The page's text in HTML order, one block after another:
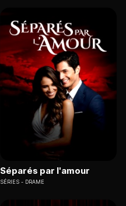
Séparés par l'amour
SÉRIES DRAME